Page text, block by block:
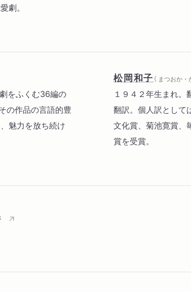
劇。
をふくむ36編の
の作品の言語的豊
魅力を放ち続け
松岡和子 （ まつおか・
１９４２年生まれ
翻訳。個人訳として
文化賞、菊池寛賞
賞を受賞。